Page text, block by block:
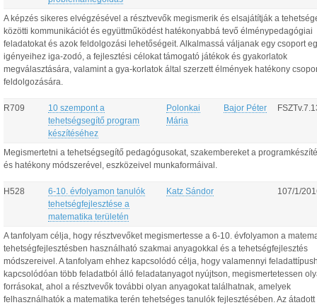
A képzés sikeres elvégzésével a résztvevők megismerik és elsajátítják a
közötti kommunikációt és együttműködést hatékonyabbá tevő élménypedagógiai
feladatokat és azok feldolgozási lehetőségeit. Alkalmassá váljanak egy csoport
igényeihez iga-zodó, a fejlesztési célokat támogató játékok és gyakorlatok
megválasztására, valamint a gya-korlatok által szerzett élmények hatékony
feldolgozására.
R709
10 szempont a
tehetségsegítő program
készítéséhez
Polonkai
Mária
Bajor Péter
Megismertetni a tehetségsegítő pedagógusokat, szakembereket a
és hatékony módszerével, eszközeivel munkaformáival.
H528
6-10. évfolyamon tanulók
tehetségfejlesztése a
matematika területén
Katz Sándor 107/1/
A tanfolyam célja, hogy résztvevőket megismertesse a 6-10. évfolyamon a
tehetségfejlesztésben használható szakmai anyagokkal és a tehetségfejlesztés
módszereivel. A tanfolyam ehhez kapcsolódó célja, hogy valamennyi
kapcsolódóan több feladatból álló feladatanyagot nyújtson, megismertetessen
forrásokat, ahol a résztvevők további olyan anyagokat találhatnak, amelyek
felhasználhatók a matematika terén tehetséges tanulók fejlesztésében. Az átadott